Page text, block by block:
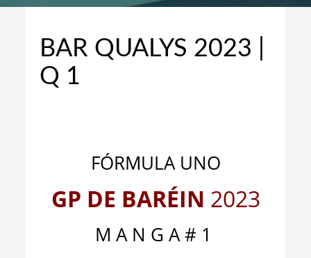
BAR QUALYS 2023 |
Q 1
FÓRMULA UNO
GP DE BARÉIN 2023
M A N G A # 1